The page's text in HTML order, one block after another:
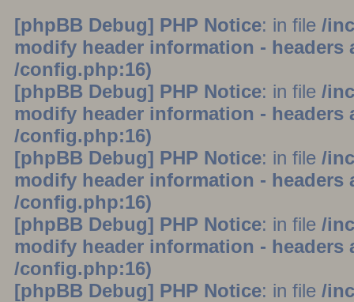
[phpBB Debug] PHP Notice: in file /
modify header information -
/config.php:16)
[phpBB Debug] PHP Notice: in file /
modify header information -
/config.php:16)
[phpBB Debug] PHP Notice: in file /
modify header information -
/config.php:16)
[phpBB Debug] PHP Notice: in file /
modify header information -
/config.php:16)
[phpBB Debug] PHP Notice: in file /